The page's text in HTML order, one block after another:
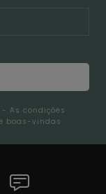
As condições
boas-vindas